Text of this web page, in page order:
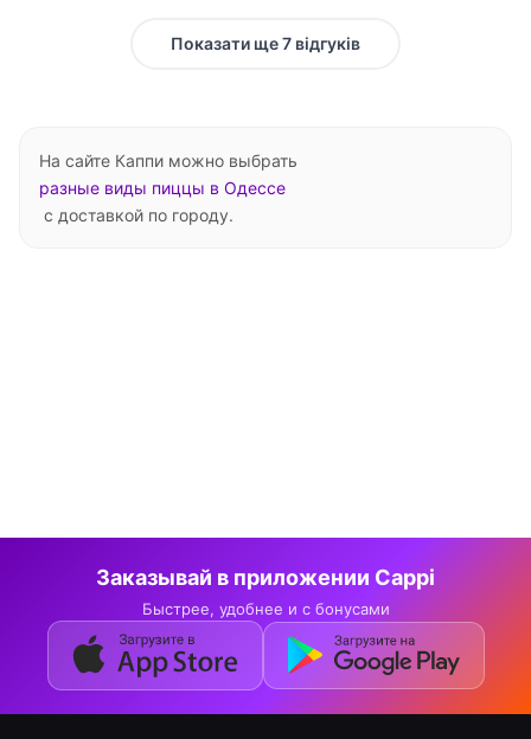
Показати ще 7 відгуків
На сайте Каппи можно выбрать
разные виды пиццы в Одессе
с доставкой по городу.
Заказывай в приложении Cappi
Быстрее, удобнее и с бонусами